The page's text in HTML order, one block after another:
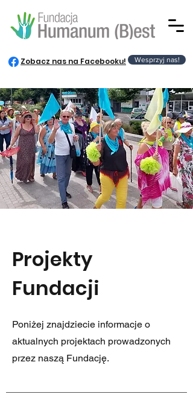
Zobacz nas na Facebooku! Wesprzyj nas!
Projekty
Fundacji
Poniżej znajdziecie informacje o
aktualnych projektach prowadzonych
przez naszą Fundację.